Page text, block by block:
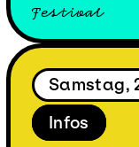
Festival
Samstag,
Infos